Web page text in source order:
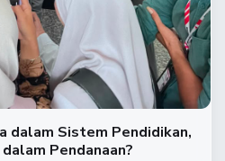
dalam Sistem Pendidikan,
Pendanaan?